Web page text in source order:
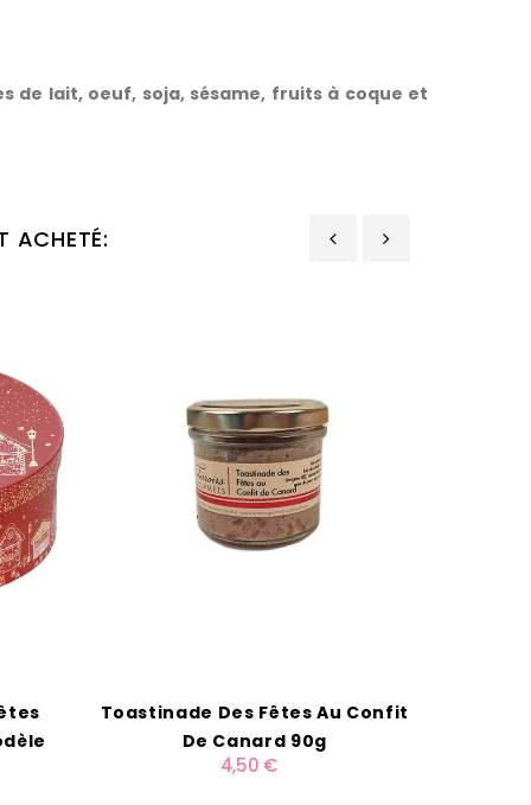
de lait, oeuf, soja, sésame, fruits à coque et
ACHETÉ:
Toastinade Des Fêtes Au Confit
De Canard 90g
4,50 €